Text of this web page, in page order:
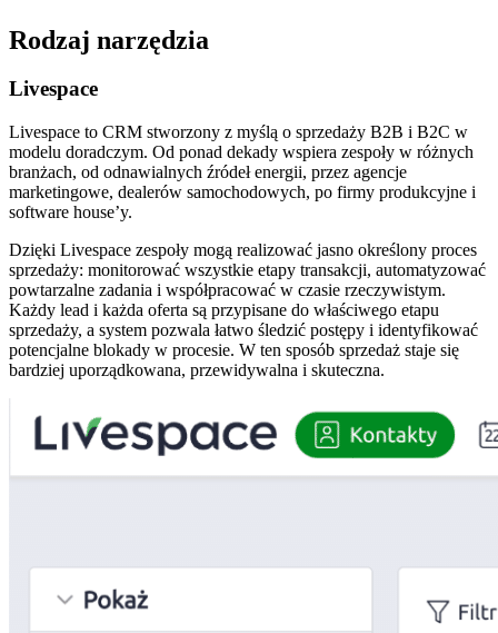
Rodzaj narzędzia
Livespace
Livespace to CRM stworzony z myślą o sprzedaży B2B i B2C w
modelu doradczym. Od ponad dekady wspiera zespoły w różnych
branżach, od odnawialnych źródeł energii, przez agencje
marketingowe, dealerów samochodowych, po firmy produkcyjne i
software house’y.
Dzięki Livespace zespoły mogą realizować jasno określony proces
sprzedaży: monitorować wszystkie etapy transakcji, automatyzować
powtarzalne zadania i współpracować w czasie rzeczywistym.
Każdy lead i każda oferta są przypisane do właściwego etapu
sprzedaży, a system pozwala łatwo śledzić postępy i identyfikować
potencjalne blokady w procesie. W ten sposób sprzedaż staje się
bardziej uporządkowana, przewidywalna i skuteczna.